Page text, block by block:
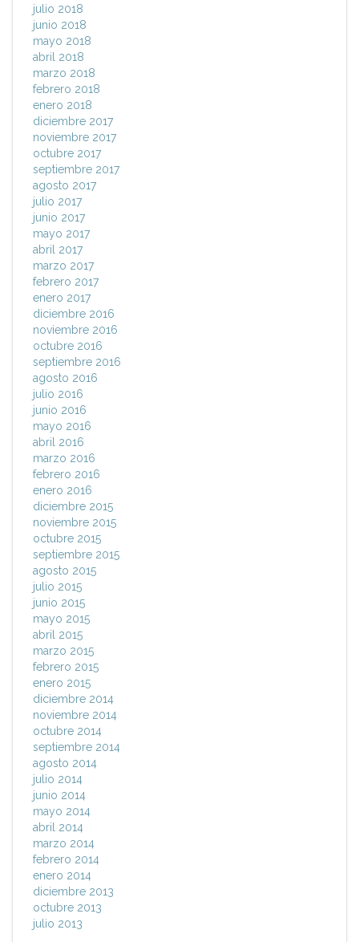
julio 2018
junio 2018
mayo 2018
abril 2018
marzo 2018
febrero 2018
enero 2018
diciembre 2017
noviembre 2017
octubre 2017
septiembre 2017
agosto 2017
julio 2017
junio 2017
mayo 2017
abril 2017
marzo 2017
febrero 2017
enero 2017
diciembre 2016
noviembre 2016
octubre 2016
septiembre 2016
agosto 2016
julio 2016
junio 2016
mayo 2016
abril 2016
marzo 2016
febrero 2016
enero 2016
diciembre 2015
noviembre 2015
octubre 2015
septiembre 2015
agosto 2015
julio 2015
junio 2015
mayo 2015
abril 2015
marzo 2015
febrero 2015
enero 2015
diciembre 2014
noviembre 2014
octubre 2014
septiembre 2014
agosto 2014
julio 2014
junio 2014
mayo 2014
abril 2014
marzo 2014
febrero 2014
enero 2014
diciembre 2013
octubre 2013
julio 2013